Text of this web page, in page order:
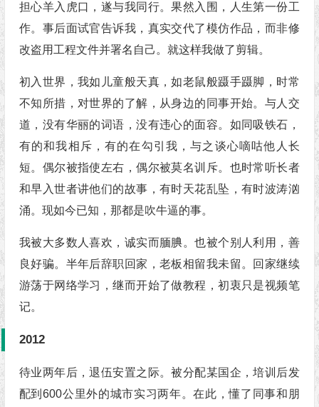
担心羊入虎口，遂与我同行。果然入围，人生第一份工
作。事后面试官告诉我，真实交代了模仿作品，而非修
改盗用工程文件并署名自己。就这样我做了剪辑。
初入世界，我如儿童般天真，如老鼠般蹑手蹑脚，时常
不知所措，对世界的了解，从身边的同事开始。与人交
道，没有华丽的词语，没有违心的面容。如同吸铁石，
有的和我相斥，有的在勾引我，与之谈心嘀咕他人长
短。偶尔被指使左右，偶尔被莫名训斥。也时常听长者
和早入世者讲他们的故事，有时天花乱坠，有时波涛汹
涌。现如今已知，那都是吹牛逼的事。
我被大多数人喜欢，诚实而腼腆。也被个别人利用，善
良好骗。半年后辞职回家，老板相留我未留。回家继续
游荡于网络学习，继而开始了做教程，初衷只是视频笔
记。
2012
待业两年后，退伍安置之际。被分配某国企，培训后发
配到600公里外的城市实习两年。在此，懂了同事和朋